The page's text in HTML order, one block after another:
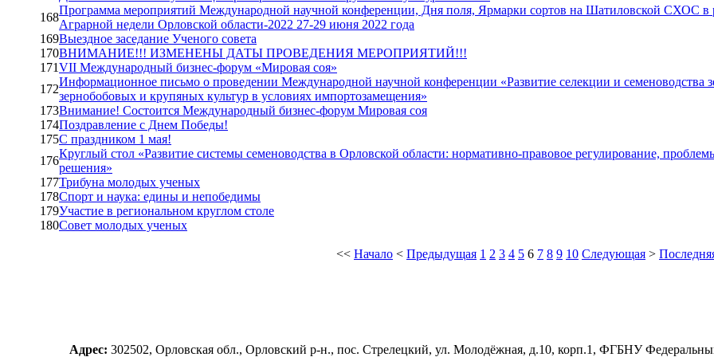
168
Программа мероприятий Международной научной конференции, Дня поля, Ярмарки сортов на Шатиловской СХОС в
Аграрной недели Орловской области-2022 27-29 июня 2022 года
169Выездное заседание Ученого совета
170ВНИМАНИЕ!!! ИЗМЕНЕНЫ ДАТЫ ПРОВЕДЕНИЯ МЕРОПРИЯТИЙ!!!
171VII Международный бизнес-форум «Мировая соя»
172
Информационное письмо о проведении Международной научной конференции «Развитие селекции и семеноводства
зернобобовых и крупяных культур в условиях импортозамещения»
173Внимание! Состоится Международный бизнес-форум Мировая соя
174Поздравление с Днем Победы!
175С праздником 1 мая!
176
Круглый стол «Развитие системы семеноводства в Орловской области: нормативно-правовое регулирование,
решения»
177Трибуна молодых ученых
178Спорт и наука: едины и непобедимы
179Участие в региональном круглом столе
180Совет молодых ученых
<< Начало < Предыдущая 1 2 3 4 5 6 7 8 9 10 Следующая >
Адрес: 302502, Орловская обл., Орловский р-н., пос. Стрелецкий, ул. Молодёжная, д.10, корп.1, ФГБНУ